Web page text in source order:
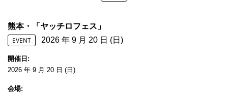
熊本・「ヤッチロフェス」
EVENT 2026 年 9 月 20 日 (日)
開催日
2026 年 9 月 20 日 (日)
会場